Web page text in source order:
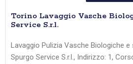
Torino Lavaggio Vasche
Service S.r.l.
Lavaggio Pulizia Vasche Biologiche
Spurgo Service S.r.l., Indirizzo: 1,